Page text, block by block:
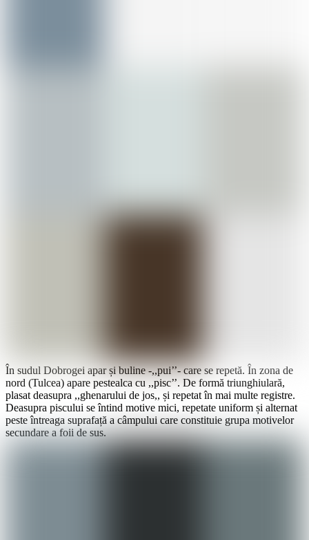
În sudul Dobrogei apar și buline -,,pui’’- care se repetă. În zona de
nord (Tulcea) apare pestealca cu ,,pisc’’. De formă triunghiulară,
plasat deasupra ,,ghenarului de jos,, și repetat în mai multe registre.
Deasupra piscului se întind motive mici, repetate uniform și alternat
peste întreaga suprafață a câmpului care constituie grupa motivelor
secundare a foii de sus.